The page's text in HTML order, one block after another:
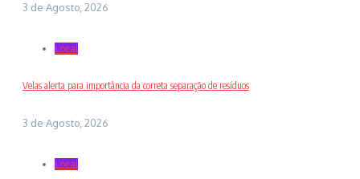
3 de Agosto, 2026
Local
Velas alerta para importância da correta separação de resíduos
3 de Agosto, 2026
Local